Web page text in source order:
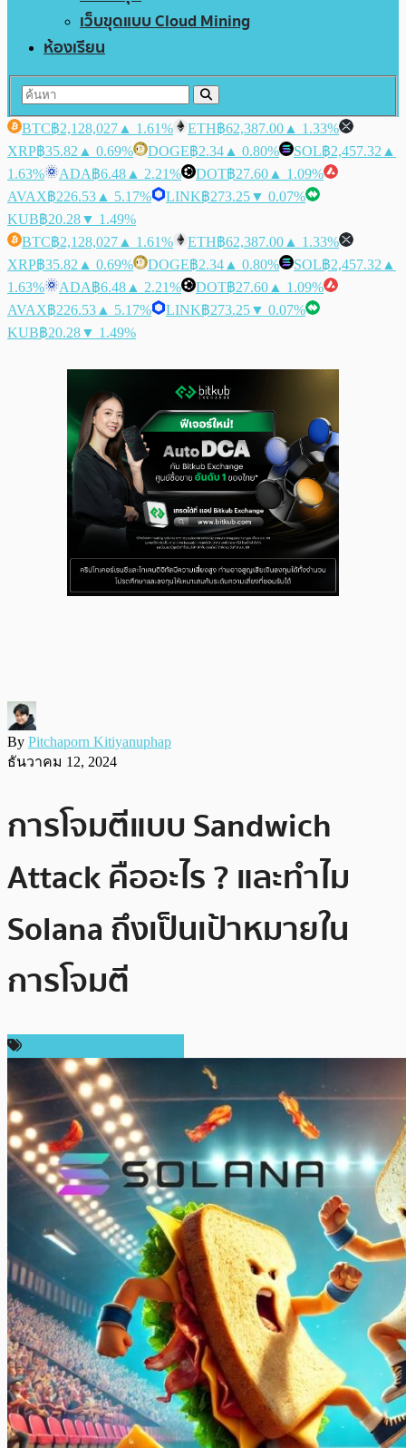
เว็บขุดแบบ Cloud Mining
ห้องเรียน
BTC฿2,128,027 ▲ 1.61% ETH฿62,387.00 ▲ 1.33%
XRP฿35.82 ▲ 0.69% DOGE฿2.34 ▲ 0.80% SOL฿2,457.32 ▲
1.63%
ADA฿6.48 ▲ 2.21% DOT฿27.60 ▲ 1.09%
AVAX฿226.53 ▲ 5.17% LINK฿273.25▼ 0.07%
KUB฿20.28▼ 1.49%
BTC฿2,128,027 ▲ 1.61% ETH฿62,387.00 ▲ 1.33%
XRP฿35.82 ▲ 0.69% DOGE฿2.34 ▲ 0.80% SOL฿2,457.32 ▲
1.63%
ADA฿6.48 ▲ 2.21% DOT฿27.60 ▲ 1.09%
AVAX฿226.53 ▲ 5.17% LINK฿273.25▼ 0.07%
KUB฿20.28▼ 1.49%
By Pitchaporn Kitiyanuphap
ธันวาคม 12, 2024
การโจมตีแบบ Sandwich
Attack คืออะไร ? และทำไม
Solana ถึงเป็นเป้าหมายใน
การโจมตี